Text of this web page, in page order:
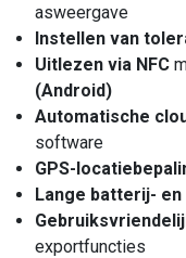
asweergave
Instellen van
Uitlezen via NFC
(Android)
Automatische
software
GPS-
Lange batterij- en
exportfuncties